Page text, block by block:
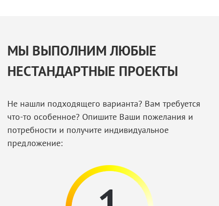
МЫ ВЫПОЛНИМ ЛЮБЫЕ
НЕСТАНДАРТНЫЕ ПРОЕКТЫ
Не нашли подходящего варианта? Вам требуется
что-то особенное? Опишите Ваши пожелания и
потребности и получите индивидуальное
предложение: